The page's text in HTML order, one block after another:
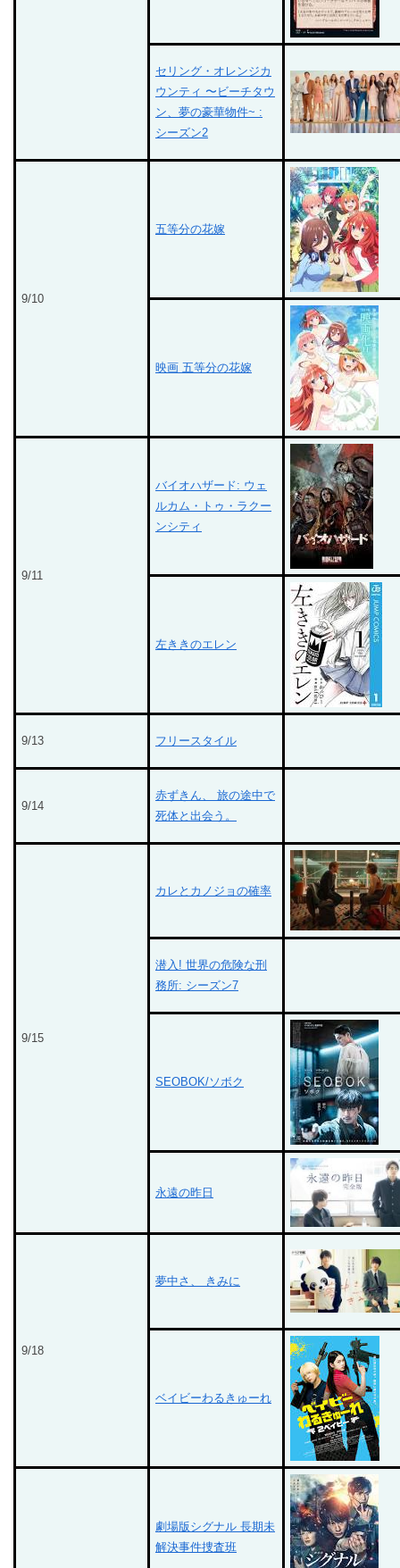
セリング・オレンジカ
ウンティ 〜ビーチタウ
ン、夢の豪華物件~ :
シーズン2
9/10
五等分の花嫁
映画 五等分の花嫁
9/11
バイオハザード: ウェ
ルカム・トゥ・ラクー
ンシティ
左ききのエレン
9/13 フリースタイル
9/14
赤ずきん、 旅の途中で
死体と出会う。
9/15
カレとカノジョの確率
潜入! 世界の危険な刑
務所: シーズン7
SEOBOK/ソボク
永遠の昨日
9/18
夢中さ、 きみに
ベイビーわるきゅーれ
劇場版シグナル 長期未
解決事件捜査班